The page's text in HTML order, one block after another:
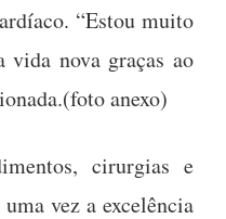
“Estou muito
nova graças ao
anexo)
cirurgias e
vez a excelência